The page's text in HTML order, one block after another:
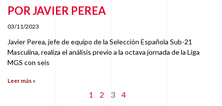
POR JAVIER PEREA
03/11/2023
Javier Perea, jefe de equipo de la Selección Española Sub-21
Masculina, realiza el análisis previo a la octava jornada de la Liga
MGS con seis
Leer más »
1 2 3 4